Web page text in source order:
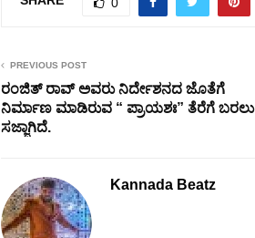
PREVIOUS POST
ರಂಜಿತ್ ರಾವ್ ಅವರು ನಿರ್ದೇಶನದ ಜೊತೆಗೆ
ನಿರ್ಮಾಣ ಮಾಡಿರುವ “ ಪ್ರಾಯಶಃ” ತೆರೆಗೆ ಬರಲು
ಸಜ್ಜಾಗಿದೆ.
Kannada Beatz